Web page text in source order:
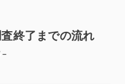
終了までの流れ
–